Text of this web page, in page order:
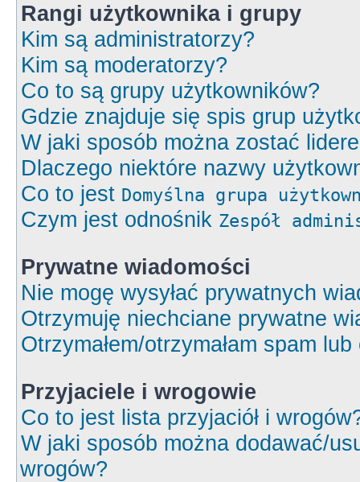
Rangi użytkownika i grupy
Kim są administratorzy?
Kim są moderatorzy?
Co to są grupy użytkowników?
Gdzie znajduje się spis grup
W jaki sposób można zostać
Dlaczego niektóre nazwy
Co to jest Domyślna grupa
Czym jest odnośnik Zespół
Prywatne wiadomości
Nie mogę wysyłać prywatnych
Otrzymuję niechciane prywatne
Otrzymałem/otrzymałam spam
Przyjaciele i wrogowie
Co to jest lista przyjaciół i
W jaki sposób można dodawać/
wrogów?